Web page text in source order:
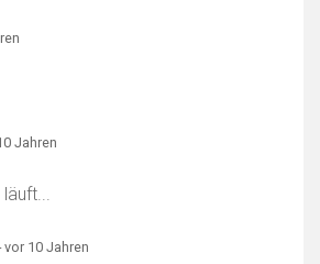
Jahren
vor 10 Jahren